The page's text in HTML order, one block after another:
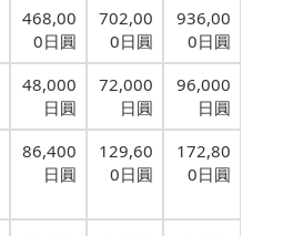
468,00
0日圓
702,00
0日圓
936,00
0日圓
48,000
日圓
72,000
日圓
96,000
日圓
86,400
日圓
129,60
0日圓
172,80
0日圓